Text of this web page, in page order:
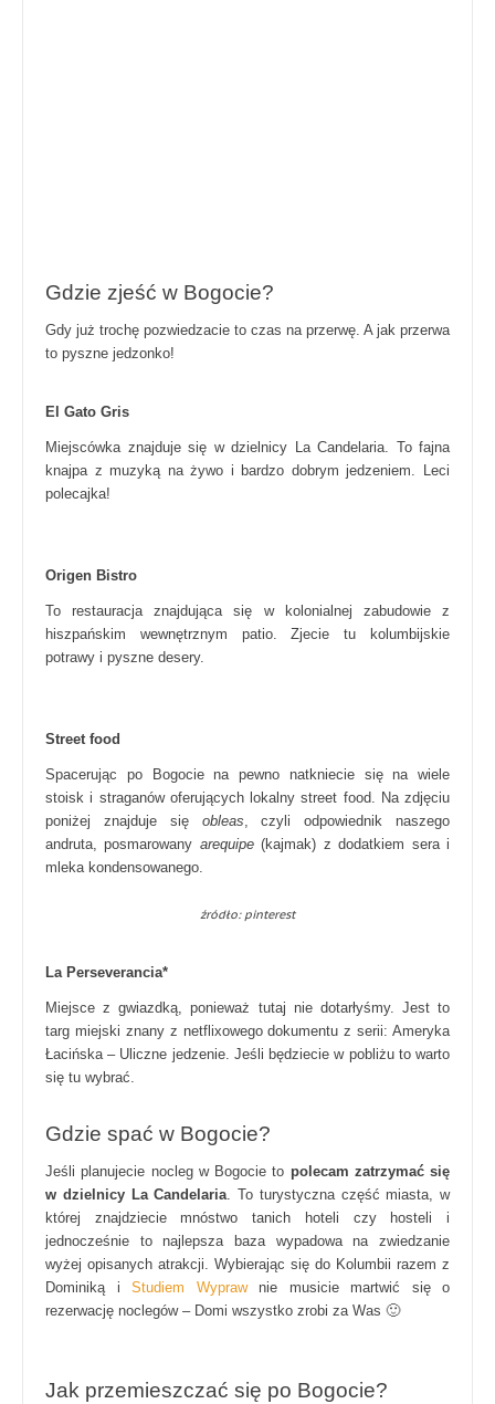
Gdzie zjeść w Bogocie?
Gdy już trochę pozwiedzacie to czas na przerwę. A jak przerwa
to pyszne jedzonko!
El Gato Gris
Miejscówka znajduje się w dzielnicy La Candelaria. To fajna
knajpa z muzyką na żywo i bardzo dobrym jedzeniem. Leci
polecajka!
Origen Bistro
To restauracja znajdująca się w kolonialnej zabudowie z
hiszpańskim wewnętrznym patio. Zjecie tu kolumbijskie
potrawy i pyszne desery.
Street food
Spacerując po Bogocie na pewno natkniecie się na wiele
stoisk i straganów oferujących lokalny street food. Na zdjęciu
poniżej znajduje się obleas, czyli odpowiednik naszego
andruta, posmarowany arequipe(kajmak) z dodatkiem sera i
mleka kondensowanego.
źródło: pinterest
La Perseverancia*
Miejsce z gwiazdką, ponieważ tutaj nie dotarłyśmy. Jest to
targ miejski znany z netflixowego dokumentu z serii: Ameryka
Łacińska – Uliczne jedzenie. Jeśli będziecie w pobliżu to warto
się tu wybrać.
Gdzie spać w Bogocie?
Jeśli planujecie nocleg w Bogocie to polecam zatrzymać się
w dzielnicy La Candelaria. To turystyczna część miasta, w
której znajdziecie mnóstwo tanich hoteli czy hosteli i
jednocześnie to najlepsza baza wypadowa na zwiedzanie
wyżej opisanych atrakcji. Wybierając się do Kolumbii razem z
Dominiką i Studiem Wyprawnie musicie martwić się o
rezerwację noclegów – Domi wszystko zrobi za Was 🙂
Jak przemieszczać się po Bogocie?